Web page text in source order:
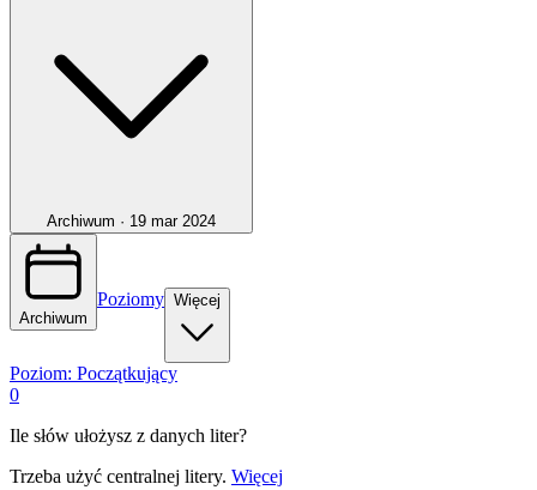
Archiwum · 19 mar 2024
Archiwum
Poziomy Więcej
Poziom: Początkujący
0
Ile słów ułożysz z danych liter?
Trzeba użyć centralnej litery. Więcej